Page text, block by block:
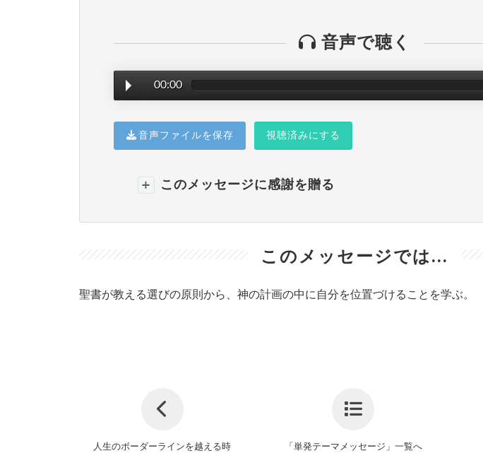
音声で聴く
00:00
音声ファイルを保存 視聴済みにする
このメッセージに感謝を贈る
このメッセージでは...
聖書が教える選びの原則から、神の計画の中に自分を位置づけることを学ぶ。
人生のボーダーラインを越える時 「単発テーマメッセージ」一覧へ